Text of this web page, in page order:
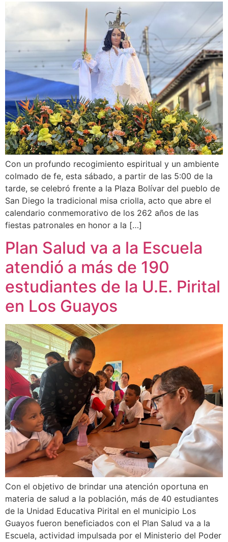
Con un profundo recogimiento espiritual y un ambiente
colmado de fe, esta sábado, a partir de las 5:00 de la
tarde, se celebró frente a la Plaza Bolívar del pueblo de
San Diego la tradicional misa criolla, acto que abre el
calendario conmemorativo de los 262 años de las
fiestas patronales en honor a la […]
Plan Salud va a la Escuela
atendió a más de 190
estudiantes de la U.E. Pirital
en Los Guayos
Con el objetivo de brindar una atención oportuna en
materia de salud a la población, más de 40 estudiantes
de la Unidad Educativa Pirital en el municipio Los
Guayos fueron beneficiados con el Plan Salud va a la
Escuela, actividad impulsada por el Ministerio del Poder